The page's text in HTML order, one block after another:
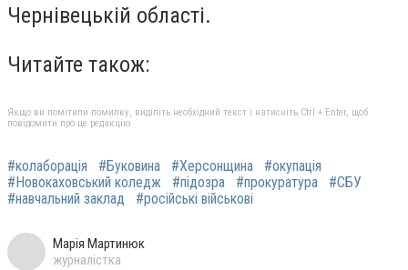
Чернівецькій області.
Читайте також:
Якщо ви помітили помилку, виділіть необхідний текст і натисніть Ctrl + Enter, щоб
повідомити про це редакцію
#колаборація #Буковина #Херсонщина
#окупація
#Новокаховський коледж
#підозра #прокуратура
#СБУ
#навчальний заклад
#російські військові
Марія Мартинюк
журналістка